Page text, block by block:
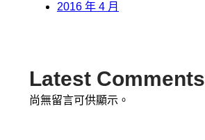
2016 年 4 月
Latest Comments
尚無留言可供顯示。